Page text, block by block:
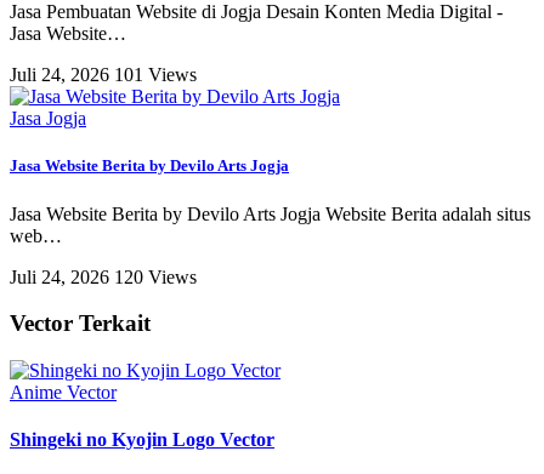
Jasa Pembuatan Website di Jogja Desain Konten Media Digital -
Jasa Website…
Juli 24, 2026 101 Views
Jasa Jogja
Jasa Website Berita by Devilo Arts Jogja
Jasa Website Berita by Devilo Arts Jogja Website Berita adalah situs
web…
Juli 24, 2026 120 Views
Vector Terkait
Anime Vector
Shingeki no Kyojin Logo Vector